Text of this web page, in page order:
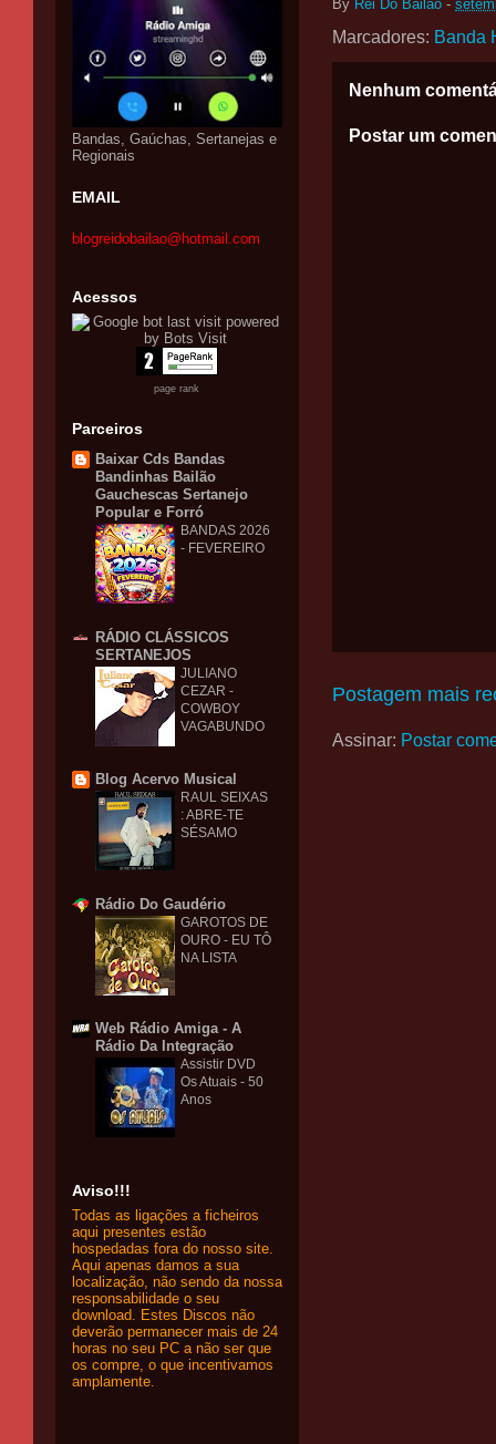
By Rei Do Bailão -
Marcadores: Banda
Nenhum
Postar um
Postagem mais
Assinar: Postar
Bandas, Gaúchas, Sertanejas e
Regionais
EMAIL
blogreidobailao@hotmail.com
Acessos
page rank
Parceiros
Baixar Cds Bandas
Bandinhas Bailão
Gauchescas Sertanejo
Popular e Forró
BANDAS 2026
- FEVEREIRO
RÁDIO CLÁSSICOS
SERTANEJOS
JULIANO
CEZAR -
COWBOY
VAGABUNDO
Blog Acervo Musical
RAUL SEIXAS
: ABRE-TE
SÉSAMO
Rádio Do Gaudério
GAROTOS DE
OURO - EU TÔ
NA LISTA
Web Rádio Amiga - A
Rádio Da Integração
Assistir DVD
Os Atuais - 50
Anos
Aviso!!!
Todas as ligações a ficheiros
aqui presentes estão
hospedadas fora do nosso site.
Aqui apenas damos a sua
localização, não sendo da nossa
responsabilidade o seu
download. Estes Discos não
deverão permanecer mais de 24
horas no seu PC a não ser que
os compre, o que incentivamos
amplamente.